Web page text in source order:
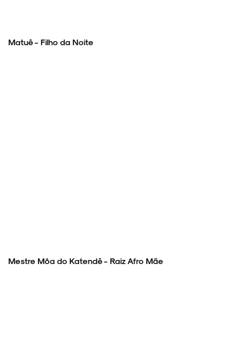
Matuê - Filho da Noite
Mestre Môa do Katendê - Raiz Afro Mãe